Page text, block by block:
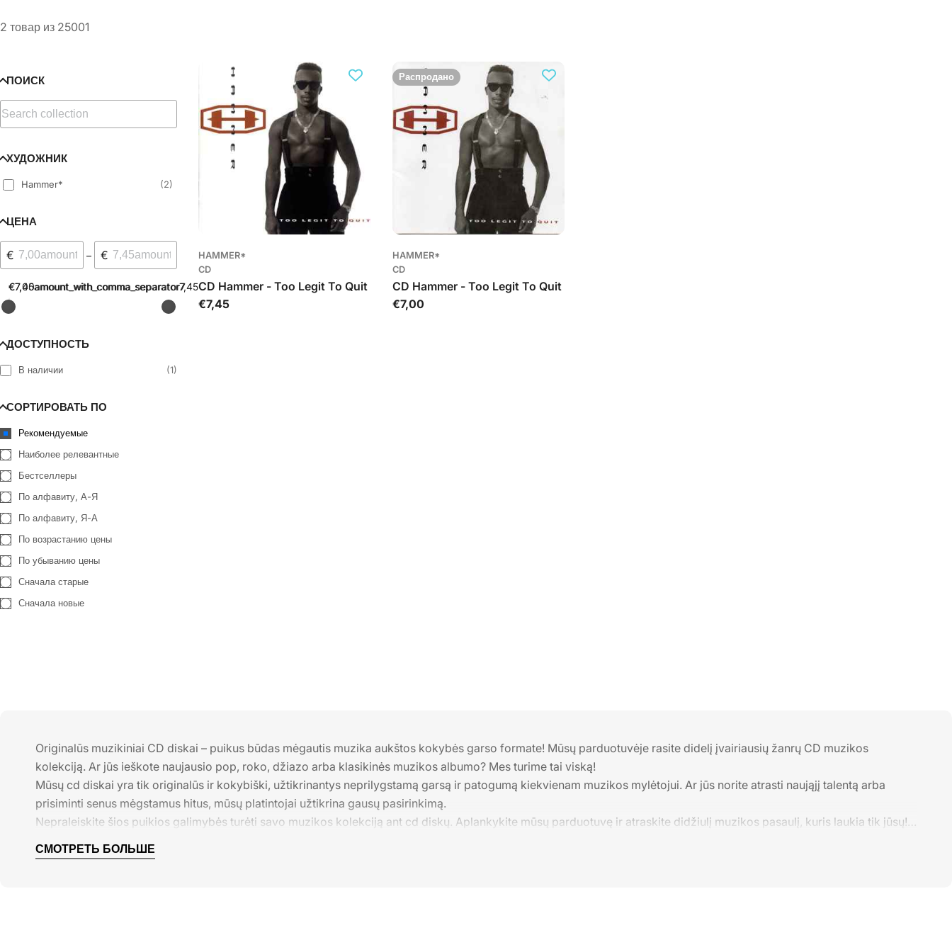
л
е
к
и
я
:
2 товар из 25001
ПОИСК
ХУДОЖНИК
Hammer* (2)
ЦЕНА
€ – €
€7,00amount_with_comma_separator7
€7,45amount_with_comma_separator7,45
ДОСТУПНОСТЬ
В наличии (1)
СОРТИРОВАТЬ ПО
Рекомендуемые
Наиболее релевантные
Бестселлеры
По алфавиту, А-Я
По алфавиту, Я-А
По возрастанию цены
По убыванию цены
Сначала старые
Сначала новые
HAMMER*
CD
CD Hammer - Too Legit To Quit
Обычная
€7,45
Распродано
HAMMER*
CD
CD Hammer - Too Legit To Quit
Обычная
€7,00
Originalūs muzikiniai CD diskai – puikus būdas mėgautis muzika aukštos kokybės garso formate! Mūsų parduotuvėje rasite didelį įvairiausių žanrų CD muzikos
kolekciją. Ar jūs ieškote naujausio pop, roko, džiazo arba klasikinės muzikos albumo? Mes turime tai viską!
Mūsų cd diskai yra tik originalūs ir kokybiški, užtikrinantys neprilygstamą garsą ir patogumą kiekvienam muzikos mylėtojui. Ar jūs norite atrasti naująjį talentą arba
prisiminti senus mėgstamus hitus, mūsų platintojai užtikrina gausų pasirinkimą.
Nepraleiskite šios puikios galimybės turėti savo muzikos kolekciją ant cd diskų. Aplankykite mūsų parduotuvę ir atraskite didžiulį muzikos pasaulį, kuris laukia tik jūsų!
Mūsų CD diskai yra skirti tikrų muzikos entuziastų poreikiams. Kiekvienas diskas yra originalus ir kokybiškas, užtikrinantis puikų garsą ir malonumą klausytis. Jei
СМОТРЕТЬ БОЛЬШЕ